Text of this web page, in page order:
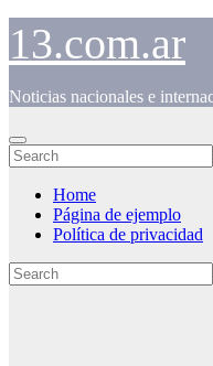
Skip
content
13.com.ar
Noticias nacionales e
Home
Página de ejemplo
Política de privacidad